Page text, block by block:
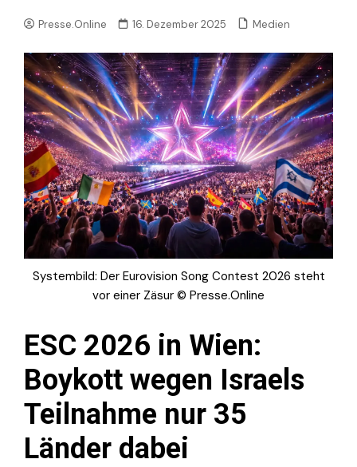
Presse.Online 16. Dezember 2025 Medien
Systembild: Der Eurovision Song Contest 2026 steht
vor einer Zäsur © Presse.Online
ESC 2026 in Wien:
Boykott wegen Israels
Teilnahme nur 35
Länder dabei